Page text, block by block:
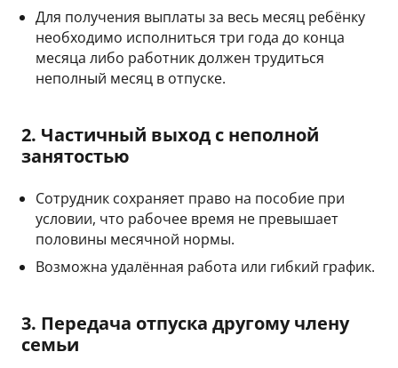
Для получения выплаты за весь месяц ребёнку
необходимо исполниться три года до конца
месяца либо работник должен трудиться
неполный месяц в отпуске.
2. Частичный выход с неполной
занятостью
Сотрудник сохраняет право на пособие при
условии, что рабочее время не превышает
половины месячной нормы.
Возможна удалённая работа или гибкий график.
3. Передача отпуска другому члену
семьи